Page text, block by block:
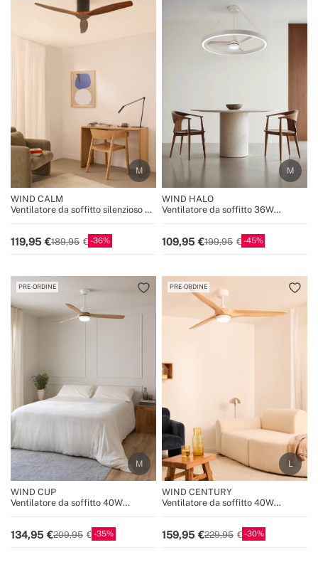
WIND CALM
Ventilatore da soffitto silenzioso da
119,95 189,95 36
WIND HALO
Ventilatore da soffitto 36W
109,95 199,95 45
PRE-ORDINE
WIND CUP
Ventilatore da soffitto 40W
134,95 209,95 35
PRE-ORDINE
WIND CENTURY
Ventilatore da soffitto 40W
159,95 229,95 30